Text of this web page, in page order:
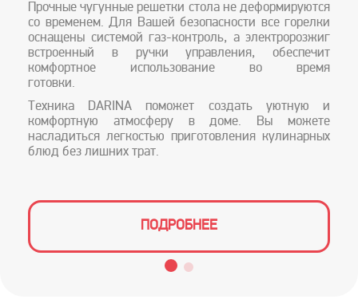
Прочные чугунные решетки стола не деформируются
со временем. Для Вашей безопасности все горелки
оснащены системой газ-контроль, а электророзжиг
встроенный в ручки управления, обеспечит
комфортное использование во время
Техника DARINA поможет создать уютную и
комфортную атмосферу в доме. Вы можете
насладиться легкостью приготовления кулинарных
блюд без лишних трат.
ПОДРОБНЕЕ